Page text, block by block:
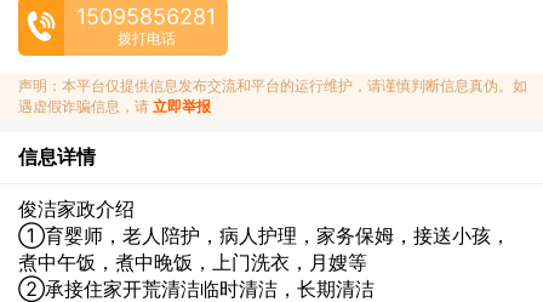
15095856281
拨打电话
声明：本平台仅提供信息发布交流和平台的运行维护，请谨慎判断信息真伪。如
遇虚假诈骗信息，请 立即举报
信息详情
俊洁家政介绍
①育婴师，老人陪护，病人护理，家务保姆，接送小孩，
煮中午饭，煮中晚饭，上门洗衣，月嫂等
②承接住家开荒清洁临时清洁，长期清洁